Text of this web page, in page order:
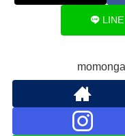
LINE